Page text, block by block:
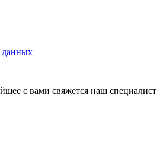
данных
с вами свяжется наш специалист